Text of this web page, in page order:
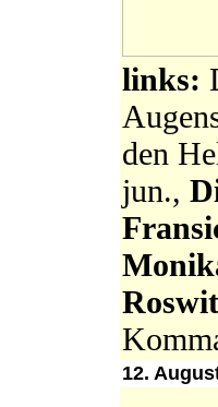
links:
den
jun.,
12.